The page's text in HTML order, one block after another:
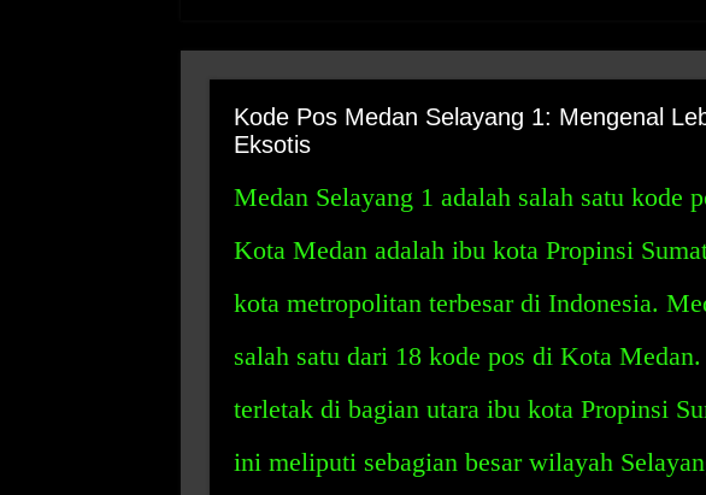
Kode Pos Medan Selayang 1: Mengenal
Eksotis
Medan Selayang 1 adalah salah satu kode
Kota Medan adalah ibu kota Propinsi
kota metropolitan terbesar di Indonesia.
salah satu dari 18 kode pos di Kota
terletak di bagian utara ibu kota Propinsi
ini meliputi sebagian besar wilayah